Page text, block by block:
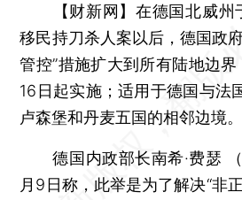
【财新网】在德国北威州
移民持刀杀人案以后，德国政
管控”措施扩大到所有陆地边
16日起实施；适用于德国与法
卢森堡和丹麦五国的相邻边境。
德国内政部长南希·费瑟
月9日称，此举是为了解决“非